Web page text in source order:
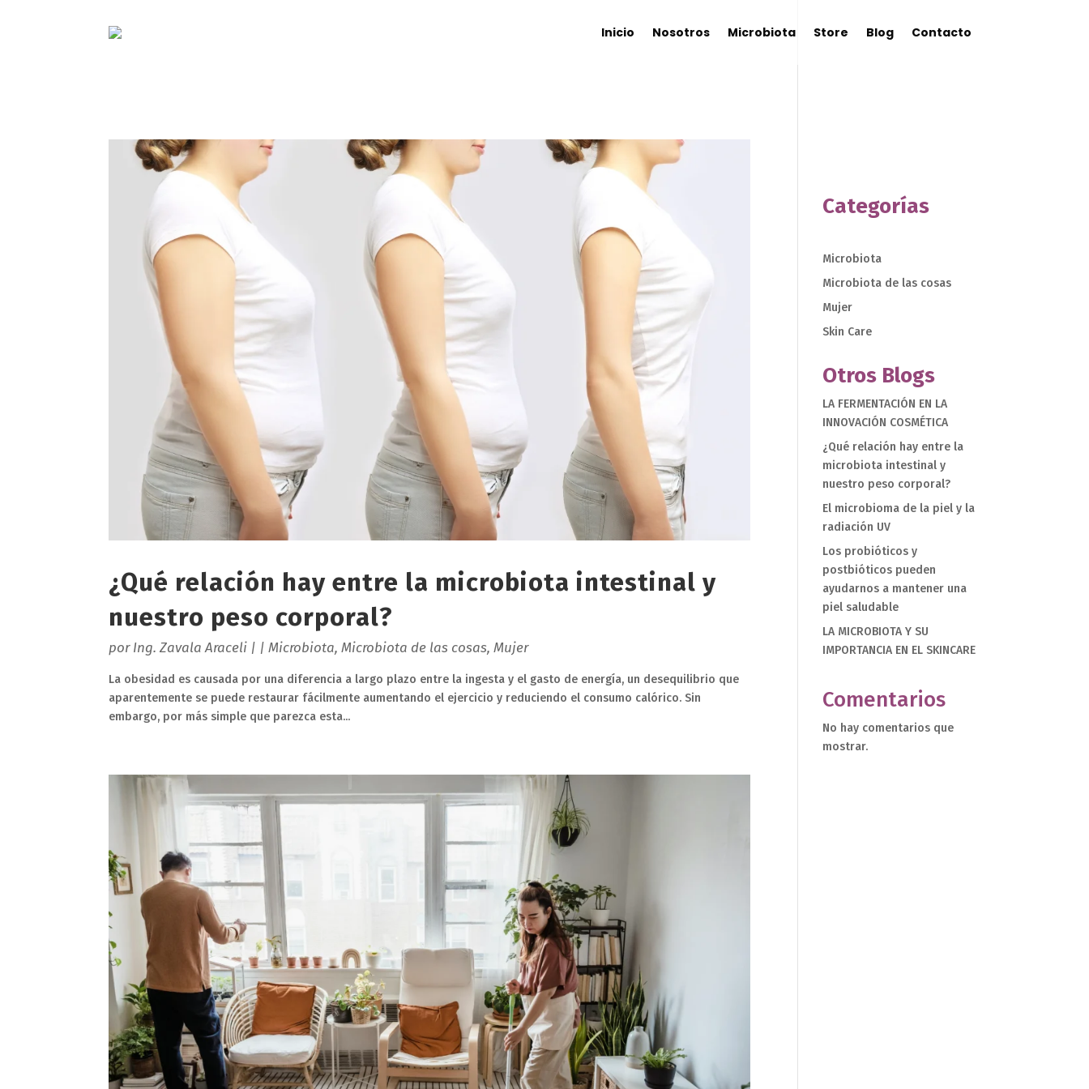
Inicio Nosotros Microbiota Store Blog Contacto
¿Qué relación hay entre la microbiota intestinal y
nuestro peso corporal?
porIng. Zavala Araceli | |Microbiota,Microbiota de las cosas,Mujer
La obesidad es causada por una diferencia a largo plazo entre la ingesta y el gasto de energía, un desequilibrio que
aparentemente se puede restaurar fácilmente aumentando el ejercicio y reduciendo el consumo calórico. Sin
embargo, por más simple que parezca esta...
Categorías
Microbiota
Microbiota de las cosas
Mujer
Skin Care
Otros Blogs
LA FERMENTACIÓN EN LA
INNOVACIÓN COSMÉTICA
¿Qué relación hay entre la
microbiota intestinal y
nuestro peso corporal?
El microbioma de la piel y la
radiación UV
Los probióticos y
postbióticos pueden
ayudarnos a mantener una
piel saludable
LA MICROBIOTA Y SU
IMPORTANCIA EN EL SKINCARE
Comentarios
No hay comentarios que
mostrar.